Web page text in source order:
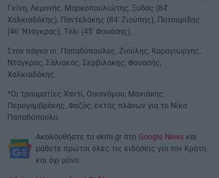
Γκίνη, Λεμονής, Μαρκοπουλιώτης, Ξυδάς (84'
Χαλκιαδάκης), Παντελάκης (84' Ζιούπης), Ποτουρίδης
(46' Ντάγκρας), Τόλι (45' Φουάσης).
Στον πάγκο οι: Παπαδόπουλος, Ζιούλης, Καραγιώργης,
Ντάγκρας, Σάλιακας, Σερβιλάκης, Φουασής,
Χαλκιαδάκης.
*Οι τραυματίες Χαντί, Οικονόμου, Μονιάκης,
Περογαμβράκης, Φαζός, εκτός πλάνων για το Νίκο
Παπαδόπουλο.
Ακολουθήστε το ekriti.gr στο Google News και
μάθετε πρώτοι όλες τις ειδήσεις για την Κρήτη
και όχι μόνο.